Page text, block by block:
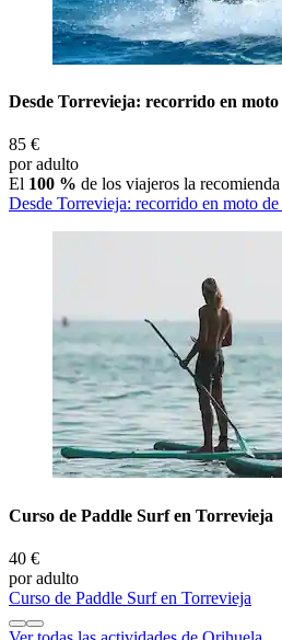
Desde Torrevieja: recorrido en moto
85 €
por adulto
El 100 % de los viajeros la recomienda
Desde Torrevieja: recorrido en moto
Curso de Paddle Surf en Torrevieja
40 €
por adulto
Curso de Paddle Surf en Torrevieja